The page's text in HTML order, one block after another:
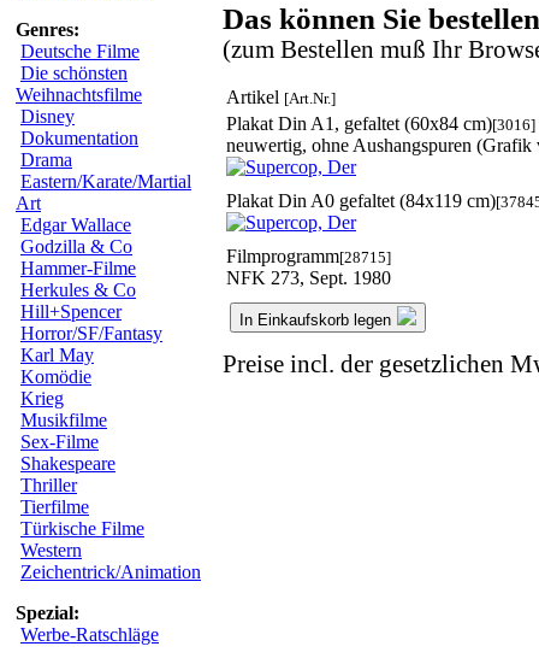
Genres:
Deutsche Filme
Die schönsten
Weihnachtsfilme
Disney
Dokumentation
Drama
Eastern/Karate/Martial
Art
Edgar Wallace
Godzilla & Co
Hammer-Filme
Herkules & Co
Hill+Spencer
Horror/SF/Fantasy
Karl May
Komödie
Krieg
Musikfilme
Sex-Filme
Shakespeare
Thriller
Tierfilme
Türkische Filme
Western
Zeichentrick/Animation
Spezial:
Werbe-Ratschläge
Das können Sie
(zum Bestellen muß Ihr
Artikel [Art.Nr.]
Plakat Din A1, gefaltet (60x84 cm)[3016]
neuwertig, ohne Aushangspuren (Grafik
Plakat Din A0 gefaltet (84x119 cm)
Filmprogramm[28715]
NFK 273, Sept. 1980
In Einkaufskorb legen
Preise incl. der gesetzlichen